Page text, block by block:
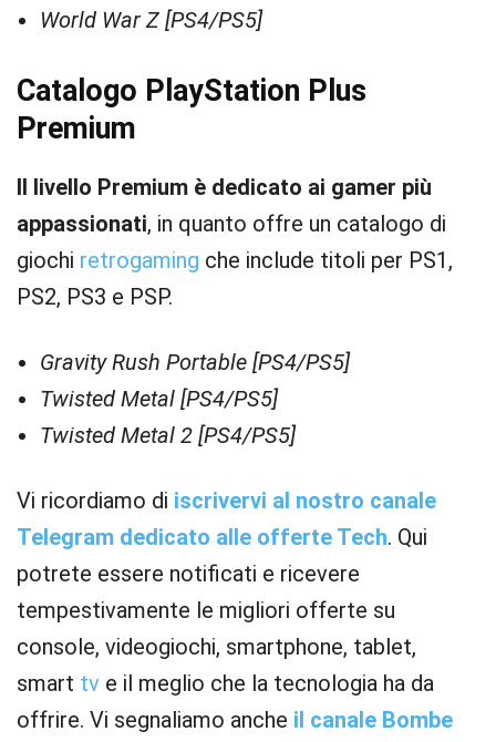
World War Z [PS4/PS5]
Catalogo PlayStation Plus
Premium
Il livello Premium è dedicato ai gamer più
appassionati, in quanto offre un catalogo di
giochi retrogaming che include titoli per PS1,
PS2, PS3 e PSP.
Gravity Rush Portable [PS4/PS5]
Twisted Metal [PS4/PS5]
Twisted Metal 2 [PS4/PS5]
Vi ricordiamo di iscrivervi al nostro canale
Telegram dedicato alle offerte Tech. Qui
potrete essere notificati e ricevere
tempestivamente le migliori offerte su
console, videogiochi, smartphone, tablet,
smart tv e il meglio che la tecnologia ha da
offrire. Vi segnaliamo anche il canale Bombe